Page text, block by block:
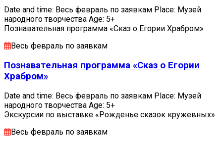
Date and time: Весь февраль по заявкам Place: Музей
народного творчества Age: 5+
Познавательная программа «Сказ о Егории Храбром»
Весь февраль по заявкам
Познавательная программа «Сказ о Егории
Храбром»
Date and time: Весь февраль по заявкам Place: Музей
народного творчества Age: 5+
Экскурсии по выставке «Рожденье сказок кружевных»
Весь февраль по заявкам